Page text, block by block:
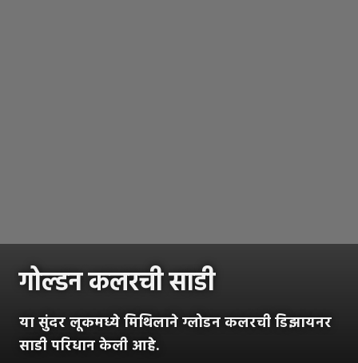
गोल्डन कलरची साडी
या सुंदर लूकमध्ये मिथिलाने ग्लोडन कलरची डिझायनर
साडी परिधान केली आहे.